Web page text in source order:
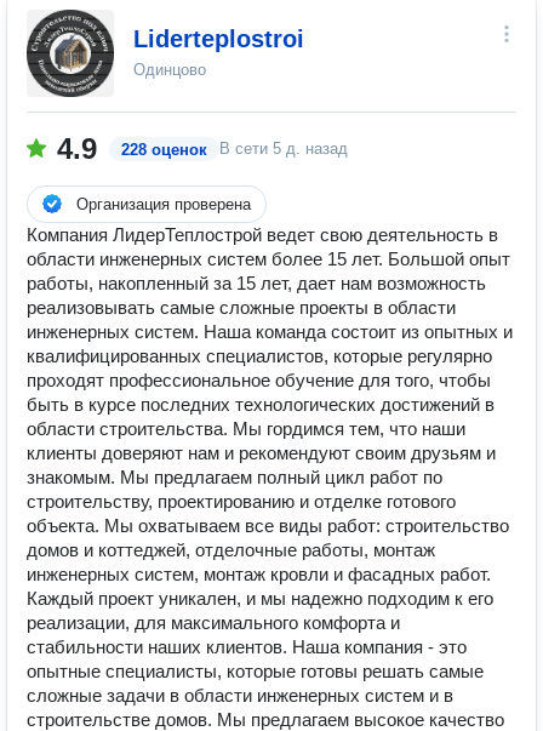
Liderteplostroi
Одинцово
4.9 228 оценок В сети 5 д. назад
Организация проверена
Компания ЛидерТеплострой ведет свою деятельность в
области инженерных систем более 15 лет. Большой опыт
работы, накопленный за 15 лет, дает нам возможность
реализовывать самые сложные проекты в области
инженерных систем. Наша команда состоит из опытных и
квалифицированных специалистов, которые регулярно
проходят профессиональное обучение для того, чтобы
быть в курсе последних технологических достижений в
области строительства. Мы гордимся тем, что наши
клиенты доверяют нам и рекомендуют своим друзьям и
знакомым. Мы предлагаем полный цикл работ по
строительству, проектированию и отделке готового
объекта. Мы охватываем все виды работ: строительство
домов и коттеджей, отделочные работы, монтаж
инженерных систем, монтаж кровли и фасадных работ.
Каждый проект уникален, и мы надежно подходим к его
реализации, для максимального комфорта и
стабильности наших клиентов. Наша компания - это
опытные специалисты, которые готовы решать самые
сложные задачи в области инженерных систем и в
строительстве домов. Мы предлагаем высокое качество